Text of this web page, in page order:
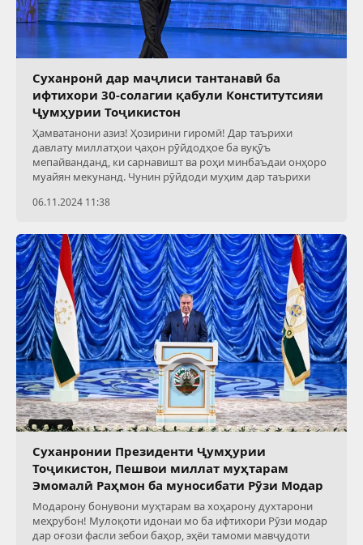
Суханронӣ дар маҷлиси тантанавӣ ба
ифтихори 30-солагии қабули Конститутсияи
Ҷумҳурии Тоҷикистон
Ҳамватанони азиз! Ҳозирини гиромӣ! Дар таърихи
давлату миллатҳои ҷаҳон рӯйдодҳое ба вуқӯъ
мепайванданд, ки сарнавишт ва роҳи минбаъдаи онҳоро
муайян мекунанд. Чунин рӯйдоди муҳим дар таърихи
06.11.2024 11:38
Суханронии Президенти Ҷумҳурии
Тоҷикистон, Пешвои миллат муҳтарам
Эмомалӣ Раҳмон ба муносибати Рӯзи Модар
Модарону бонувони муҳтарам ва хоҳарону духтарони
меҳрубон! Мулоқоти идонаи мо ба ифтихори Рӯзи модар
дар оғози фасли зебои баҳор, эҳёи тамоми мавҷудоти